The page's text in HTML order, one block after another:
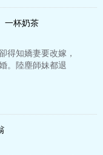
一杯奶茶
得知嬌妻要改嫁，
。陸塵師妹都退
個師妹超護短陸塵
…